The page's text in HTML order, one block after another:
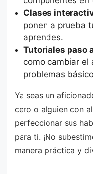
Clases
ponen a prueba
aprendes.
Tutoriales paso
como cambiar el
problemas
Ya seas un
cero o alguien con
perfeccionar sus
para ti. ¡No
manera práctica y